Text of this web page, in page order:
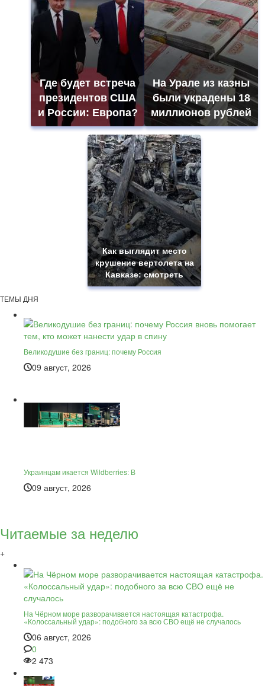
Где будет встреча
президентов США
и России: Европа?
На Урале из казны
были украдены 18
миллионов рублей
Как выглядит место
крушение вертолета на
Кавказе: смотреть
ТЕМЫ ДНЯ
Великодушие без границ: почему Россия
09 август, 2026
Украинцам икается Wildberries: В
09 август, 2026
Читаемые за неделю
+
На Чёрном море разворачивается настоящая катастрофа.
«Колоссальный удар»: подобного за всю СВО ещё не случалось
06 август, 2026
0
2 473